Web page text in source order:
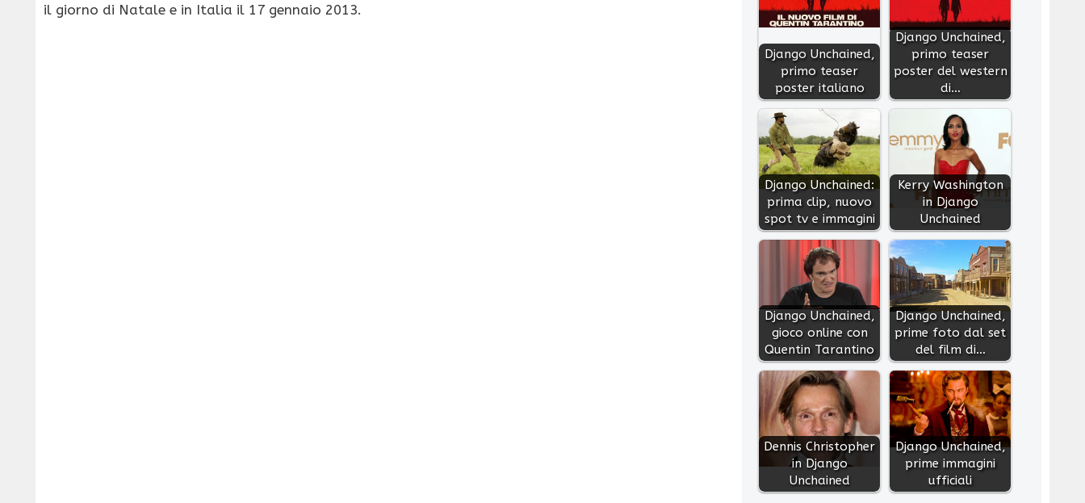
il giorno di Natale e in Italia il 17 gennaio 2013.
Django Unchained,
primo teaser
poster italiano
Django Unchained,
primo teaser
poster del western
di…
Django Unchained:
prima clip, nuovo
spot tv e immagini
Kerry Washington
in Django
Unchained
Django Unchained,
gioco online con
Quentin Tarantino
Django Unchained,
prime foto dal set
del film di…
Dennis Christopher
in Django
Unchained
Django Unchained,
prime immagini
ufficiali